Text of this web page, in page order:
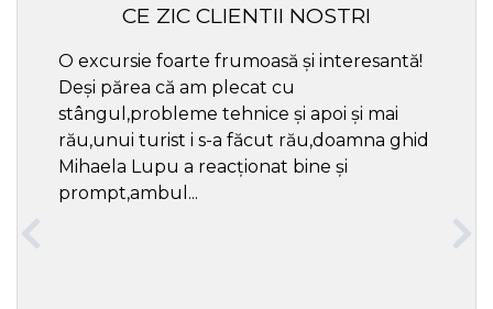
CE ZIC CLIENTII NOSTRI
O excursie foarte frumoasă și interesantă!
Deși părea că am plecat cu
stângul,probleme tehnice și apoi și mai
rău,unui turist i s-a făcut rău,doamna ghid
Mihaela Lupu a reacționat bine și
prompt,ambul...